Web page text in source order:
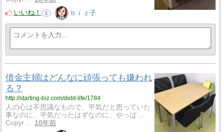
いいね！
1 ｂｉｚ子
借金主婦はどんなに頑張っても嫌われ
る？
http://starting-biz.com/debt-life/1784
人の心は不思議なもので、平気だと思っていた
事なのに、平気だったはずなのに、やっぱ ...
Copyr…
10年前